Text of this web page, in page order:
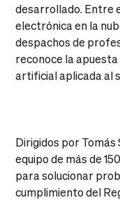
desarrollado. Entre
electrónica en la
despachos de
reconoce la
artificial aplicada al
Dirigidos por Tomás
equipo de más de
para solucionar
cumplimiento del